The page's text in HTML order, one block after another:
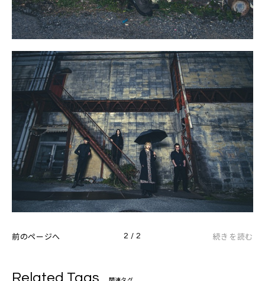
前のページへ 2 / 2 続きを読む
Related Tags 関連タグ